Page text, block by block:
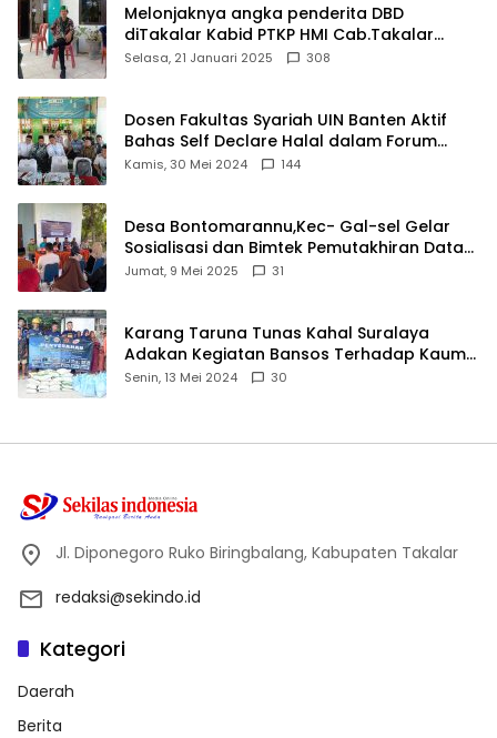
Melonjaknya angka penderita DBD
diTakalar Kabid PTKP HMI Cab.Takalar
angkat bicara
Selasa, 21 Januari 2025 308
Dosen Fakultas Syariah UIN Banten Aktif
Bahas Self Declare Halal dalam Forum
Ijtima Ulama MUI
Kamis, 30 Mei 2024 144
Desa Bontomarannu,Kec- Gal-sel Gelar
Sosialisasi dan Bimtek Pemutakhiran Data
ID
Jumat, 9 Mei 2025 31
Karang Taruna Tunas Kahal Suralaya
Adakan Kegiatan Bansos Terhadap Kaum
Dhuafa dan Anak Yatim-Piatu
Senin, 13 Mei 2024 30
Jl. Diponegoro Ruko Biringbalang, Kabupaten Takalar
redaksi@sekindo.id
Kategori
Daerah
Berita